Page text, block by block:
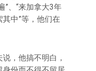
”、“来加拿大3年
中”等，他们在
，他搞不明白，